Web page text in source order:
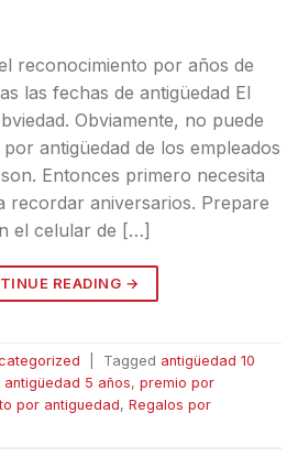
reconocimiento por años de
las fechas de antigüedad El
Obviamente, no puede
antigüedad de los empleados
Entonces primero necesita
recordar aniversarios. Prepare
el celular de […]
READING →
Tagged antigüedad 10
antigüedad 5 años, premio por
por antiguedad, Regalos por